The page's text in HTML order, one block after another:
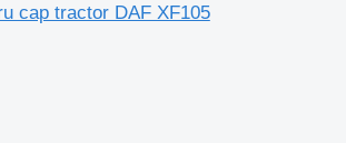
cap tractor DAF XF105